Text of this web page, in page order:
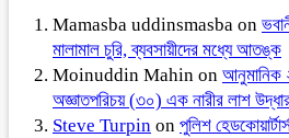
Mamasba uddinsmasba on
মালামাল চুরি, ব্যবসায়ীদের মধ্যে আতঙ্ক
Moinuddin Mahin on আনুমানিক
অজ্ঞাতপরিচয় (৩০) এক নারীর লাশ
Steve Turpin on পুলিশ